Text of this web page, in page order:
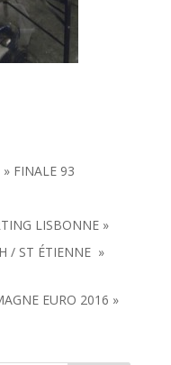
FINALE 93
LISBONNE »
/ ST ÉTIENNE »
EURO 2016 »